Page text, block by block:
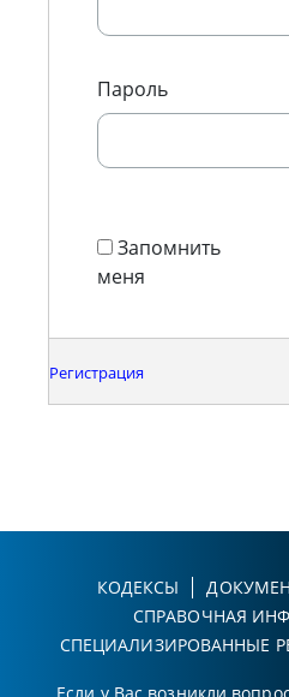
Пароль
Запомнить
меня
Регистрация
КОДЕКСЫ
СПРАВОЧНАЯ
СПЕЦИАЛИЗИРОВАННЫЕ